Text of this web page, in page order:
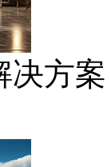
决方案